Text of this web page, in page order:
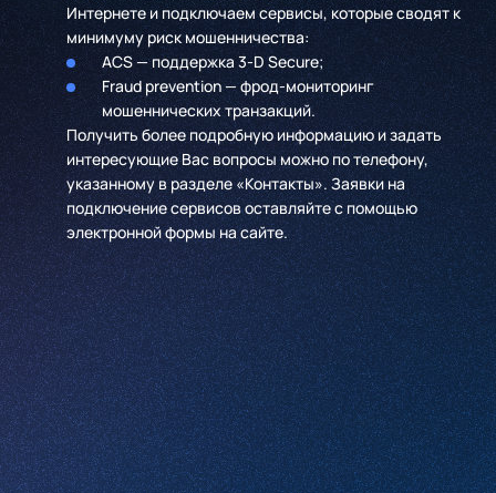
Интернете и подключаем сервисы, которые сводят к
минимуму риск мошенничества:
ACS — поддержка 3-D Secure;
Fraud prevention— фрод-мониторинг
мошеннических транзакций.
Получить более подробную информацию и задать
интересующие Вас вопросы можно по телефону,
указанному в разделе «Контакты». Заявки на
подключение сервисов оставляйте с помощью
электронной формы на сайте.
Имя*
Компания*
Телефон*